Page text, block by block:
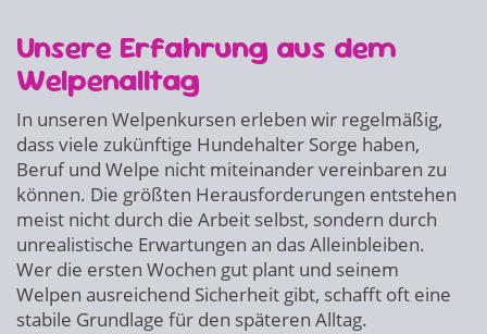
Unsere Erfahrung aus dem
Welpenalltag
In unseren Welpenkursen erleben wir regelmäßig,
dass viele zukünftige Hundehalter Sorge haben,
Beruf und Welpe nicht miteinander vereinbaren zu
können. Die größten Herausforderungen entstehen
meist nicht durch die Arbeit selbst, sondern durch
unrealistische Erwartungen an das Alleinbleiben.
Wer die ersten Wochen gut plant und seinem
Welpen ausreichend Sicherheit gibt, schafft oft eine
stabile Grundlage für den späteren Alltag.